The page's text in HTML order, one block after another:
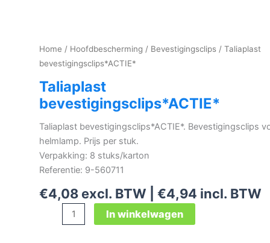
Home / Hoofdbescherming / Bevestigingsclips / Taliaplast
bevestigingsclips*ACTIE*
Taliaplast
bevestigingsclips*ACTIE*
Taliaplast bevestigingsclips*ACTIE*. Bevestigingsclips
helmlamp. Prijs per stuk.
Verpakking: 8 stuks/karton
Referentie: 9-560711
€4,08 excl. BTW | €4,94 incl. BTW
Taliaplast
bevestigingsclips*ACTIE*
In winkelwagen